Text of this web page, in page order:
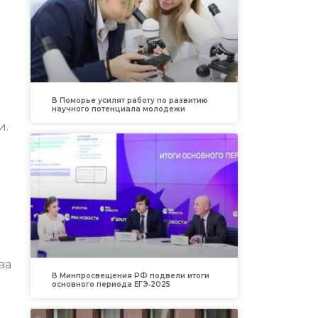
В Поморье усилят работу по развитию
научного потенциала молодежи
В Минпросвещения РФ подвели итоги
основного периода ЕГЭ‑2025